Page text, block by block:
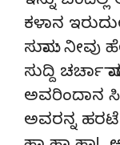
ಕಳಾನ
ಸುಮಾ :
ಸುದ್ದಿ ಚರ್ಚಾ
ಅವರಿಂದಾನ
ಅವರನ್ನ